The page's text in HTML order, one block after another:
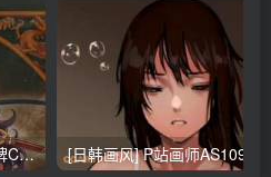
[日韩画风] 织田non大神卡牌CG插画设计画集256P 161M_CG原画资源